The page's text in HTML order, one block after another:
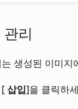
리
생성된 이미
[ 삽입]을 클릭하